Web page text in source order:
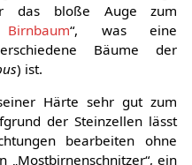
das bloße Auge zum
“, was eine
Bäume der
) ist.
Härte sehr gut zum
der Steinzellen lässt
bearbeiten ohne
„Mostbirnenschnitzer“, ein